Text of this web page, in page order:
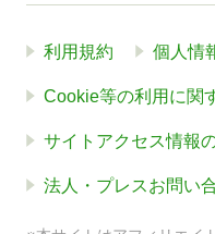
利用規約 個人情
Cookie等の利用に関
サイトアクセス情報
法人・プレスお問い